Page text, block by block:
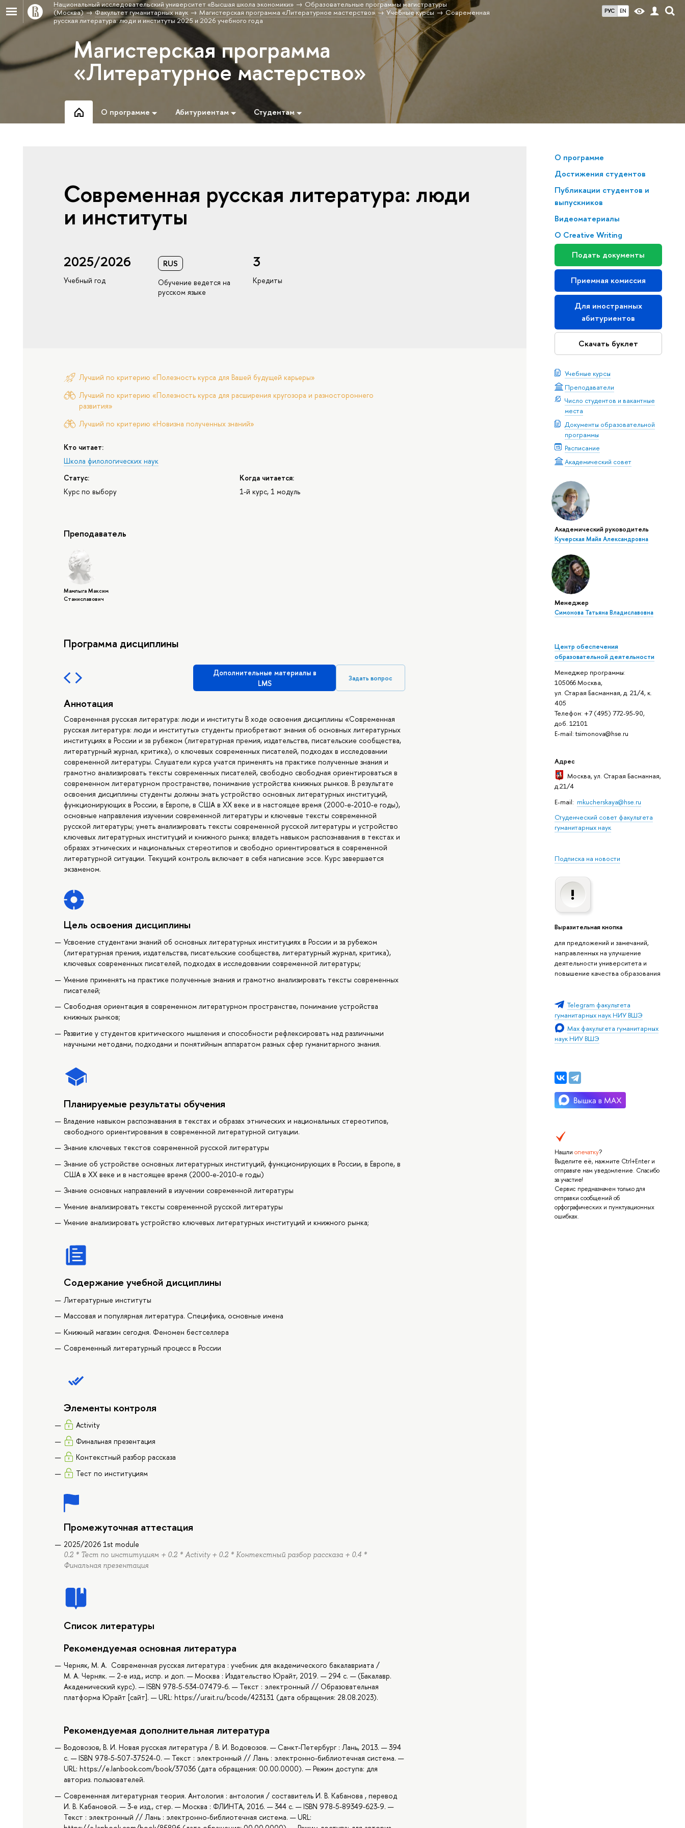
РУС EN
Национальный исследовательский университет «Высшая школа экономики»
Образовательные программы магистратуры
(Москва)
Факультет гуманитарных наук Магистерская программа «Литературное мастерство» Учебные курсы
Современная
русская литература: люди и институты 2025 и 2026 учебного года
Магистерская программа
«Литературное мастерство»
О программе Абитуриентам Студентам
О программе
Достижения студентов
Публикации студентов и
выпускников
Видеоматериалы
О Creative Writing
Подать документы
Приемная комиссия
Для иностранных
абитуриентов
Скачать буклет
Учебные курсы
Преподаватели
Число студентов и вакантные
места
Документы образовательной
программы
Расписание
Академический совет
Академический руководитель
Кучерская Майя Александровна
Менеджер
Симонова Татьяна Владиславовна
Центр обеспечения
образовательной деятельности
Менеджер программы:
105066 Москва,
ул. Старая Басманная, д. 21/4, к.
405
Телефон: +7 (495) 772-95-90,
доб. 12101
E-mail: tsimonova@hse.ru
Адрес
Москва, ул. Старая Басманная,
д.21/4
E-mail: mkucherskaya@hse.ru
Студенческий совет факультета
гуманитарных наук
Подписка на новости
Выразительная кнопка
для предложений и замечаний,
направленных на улучшение
деятельности университета и
повышение качества образования
Telegram факультета
гуманитарных наук НИУ ВШЭ
Max факультета гуманитарных
наук НИУ ВШЭ
Нашли опечатку?
Выделите её, нажмите Ctrl+Enter и
отправьте нам уведомление. Спасибо
за участие!
Сервис предназначен только для
отправки сообщений об
орфографических и пунктуационных
ошибках.
Современная русская литература: люди
и институты
2025/2026
Учебный год
RUS
Обучение ведется на
русском языке
3
Кредиты
Лучший по критерию «Полезность курса для Вашей будущей карьеры»
Лучший по критерию «Полезность курса для расширения кругозора и разностороннего
развития»
Лучший по критерию «Новизна полученных знаний»
Кто читает:
Школа филологических наук
Статус:
Курс по выбору
Когда читается:
1-й курс, 1 модуль
Преподаватель
Мамлыга Максим
Станиславович
Программа дисциплины
Дополнительные материалы в
LMS
Задать вопрос
Аннотация
Современная русская литература: люди и институты В ходе освоения дисциплины «Современная
русская литература: люди и институты» студенты приобретают знания об основных литературных
институциях в России и за рубежом (литературная премия, издательства, писательские сообщества,
литературный журнал, критика), о ключевых современных писателей, подходах в исследовании
современной литературы. Слушатели курса учатся применять на практике полученные знания и
грамотно анализировать тексты современных писателей, свободно свободная ориентироваться в
современном литературном пространстве, понимание устройства книжных рынков. В результате
освоения дисциплины студенты должны знать устройство основных литературных институций,
функционирующих в России, в Европе, в США в ХХ веке и в настоящее время (2000-е-2010-е годы),
основные направления изучении современной литературы и ключевые тексты современной
русской литературы; уметь анализировать тексты современной русской литературы и устройство
ключевых литературных институций и книжного рынка; владеть навыком распознавания в текстах и
образах этнических и национальных стереотипов и свободно ориентироваться в современной
литературной ситуации. Текущий контроль включает в себя написание эссе. Курс завершается
экзаменом.
Цель освоения дисциплины
Усвоение студентами знаний об основных литературных институциях в России и за рубежом
(литературная премия, издательства, писательские сообщества, литературный журнал, критика),
ключевых современных писателей, подходах в исследовании современной литературы;
Умение применять на практике полученные знания и грамотно анализировать тексты современных
писателей;
Свободная ориентация в современном литературном пространстве, понимание устройства
книжных рынков;
Развитие у студентов критического мышления и способности рефлексировать над различными
научными методами, подходами и понятийным аппаратом разных сфер гуманитарного знания.
Планируемые результаты обучения
Владение навыком распознавания в текстах и образах этнических и национальных стереотипов,
свободного ориентирования в современной литературной ситуации.
Знание ключевых текстов современной русской литературы
Знание об устройстве основных литературных институций, функционирующих в России, в Европе, в
США в ХХ веке и в настоящее время (2000-е-2010-е годы)
Знание основных направлений в изучении современной литературы
Умение анализировать тексты современной русской литературы
Умение анализировать устройство ключевых литературных институций и книжного рынка;
Содержание учебной дисциплины
Литературные институты
Массовая и популярная литература. Специфика, основные имена
Книжный магазин сегодня. Феномен бестселлера
Современный литературный процесс в России
Элементы контроля
Activity
Финальная презентация
Контекстный разбор рассказа
Тест по институциям
Промежуточная аттестация
2025/2026 1st module
0.2 * Тест по институциям + 0.2 * Activity + 0.2 * Контекстный разбор рассказа + 0.4 *
Финальная презентация
Список литературы
Рекомендуемая основная литература
Черняк, М. А. Современная русская литература : учебник для академического бакалавриата /
М. А. Черняк. — 2-е изд., испр. и доп. — Москва : Издательство Юрайт, 2019. — 294 с. — (Бакалавр.
Академический курс). — ISBN 978-5-534-07479-6. — Текст : электронный // Образовательная
платформа Юрайт [сайт]. — URL: https://urait.ru/bcode/423131 (дата обращения: 28.08.2023).
Рекомендуемая дополнительная литература
Водовозов, В. И. Новая русская литература / В. И. Водовозов. — Санкт-Петербург : Лань, 2013. — 394
с. — ISBN 978-5-507-37524-0. — Текст : электронный // Лань : электронно-библиотечная система. —
URL: https://e.lanbook.com/book/37036 (дата обращения: 00.00.0000). — Режим доступа: для
авториз. пользователей.
Современная литературная теория. Антология : антология / составитель И. В. Кабанова , перевод
И. В. Кабановой. — 3-е изд., стер. — Москва : ФЛИНТА, 2016. — 344 с. — ISBN 978-5-89349-623-9. —
Текст : электронный // Лань : электронно-библиотечная система. — URL: